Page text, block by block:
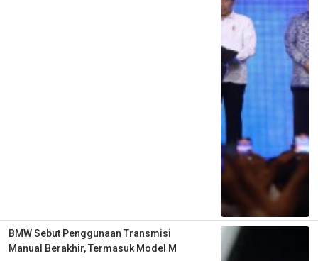
BMW Sebut Penggunaan Transmisi
Manual Berakhir, Termasuk Model M